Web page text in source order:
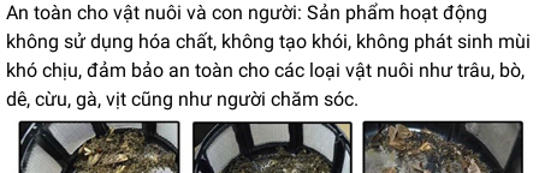
An toàn cho vật nuôi và con người: Sản phẩm hoạt động
không sử dụng hóa chất, không tạo khói, không phát sinh mùi
khó chịu, đảm bảo an toàn cho các loại vật nuôi như trâu, bò,
dê, cừu, gà, vịt cũng như người chăm sóc.